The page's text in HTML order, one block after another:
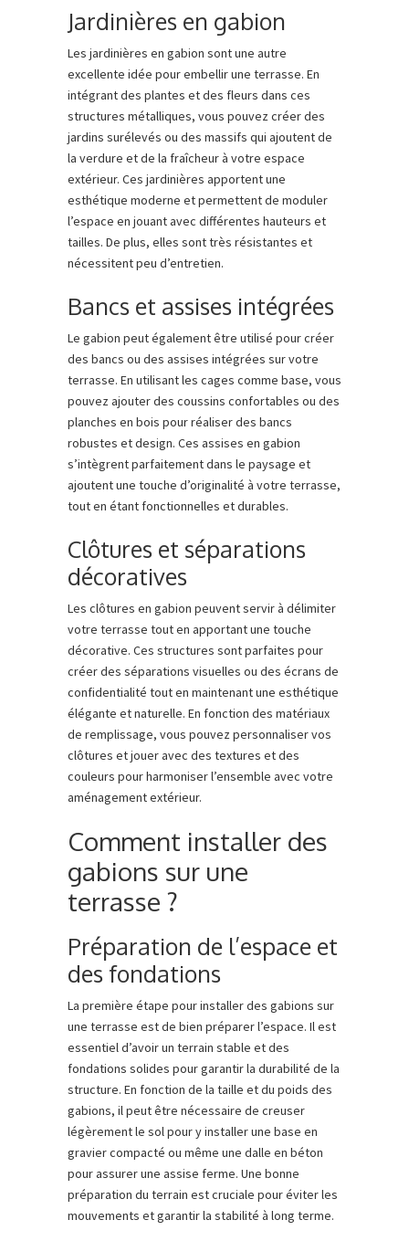
Jardinières en gabion
Les jardinières en gabion sont une autre
excellente idée pour embellir une terrasse. En
intégrant des plantes et des fleurs dans ces
structures métalliques, vous pouvez créer des
jardins surélevés ou des massifs qui ajoutent de
la verdure et de la fraîcheur à votre espace
extérieur. Ces jardinières apportent une
esthétique moderne et permettent de moduler
l’espace en jouant avec différentes hauteurs et
tailles. De plus, elles sont très résistantes et
nécessitent peu d’entretien.
Bancs et assises intégrées
Le gabion peut également être utilisé pour créer
des bancs ou des assises intégrées sur votre
terrasse. En utilisant les cages comme base, vous
pouvez ajouter des coussins confortables ou des
planches en bois pour réaliser des bancs
robustes et design. Ces assises en gabion
s’intègrent parfaitement dans le paysage et
ajoutent une touche d’originalité à votre terrasse,
tout en étant fonctionnelles et durables.
Clôtures et séparations
décoratives
Les clôtures en gabion peuvent servir à délimiter
votre terrasse tout en apportant une touche
décorative. Ces structures sont parfaites pour
créer des séparations visuelles ou des écrans de
confidentialité tout en maintenant une esthétique
élégante et naturelle. En fonction des matériaux
de remplissage, vous pouvez personnaliser vos
clôtures et jouer avec des textures et des
couleurs pour harmoniser l’ensemble avec votre
aménagement extérieur.
Comment installer des
gabions sur une
terrasse ?
Préparation de l’espace et
des fondations
La première étape pour installer des gabions sur
une terrasse est de bien préparer l’espace. Il est
essentiel d’avoir un terrain stable et des
fondations solides pour garantir la durabilité de la
structure. En fonction de la taille et du poids des
gabions, il peut être nécessaire de creuser
légèrement le sol pour y installer une base en
gravier compacté ou même une dalle en béton
pour assurer une assise ferme. Une bonne
préparation du terrain est cruciale pour éviter les
mouvements et garantir la stabilité à long terme.